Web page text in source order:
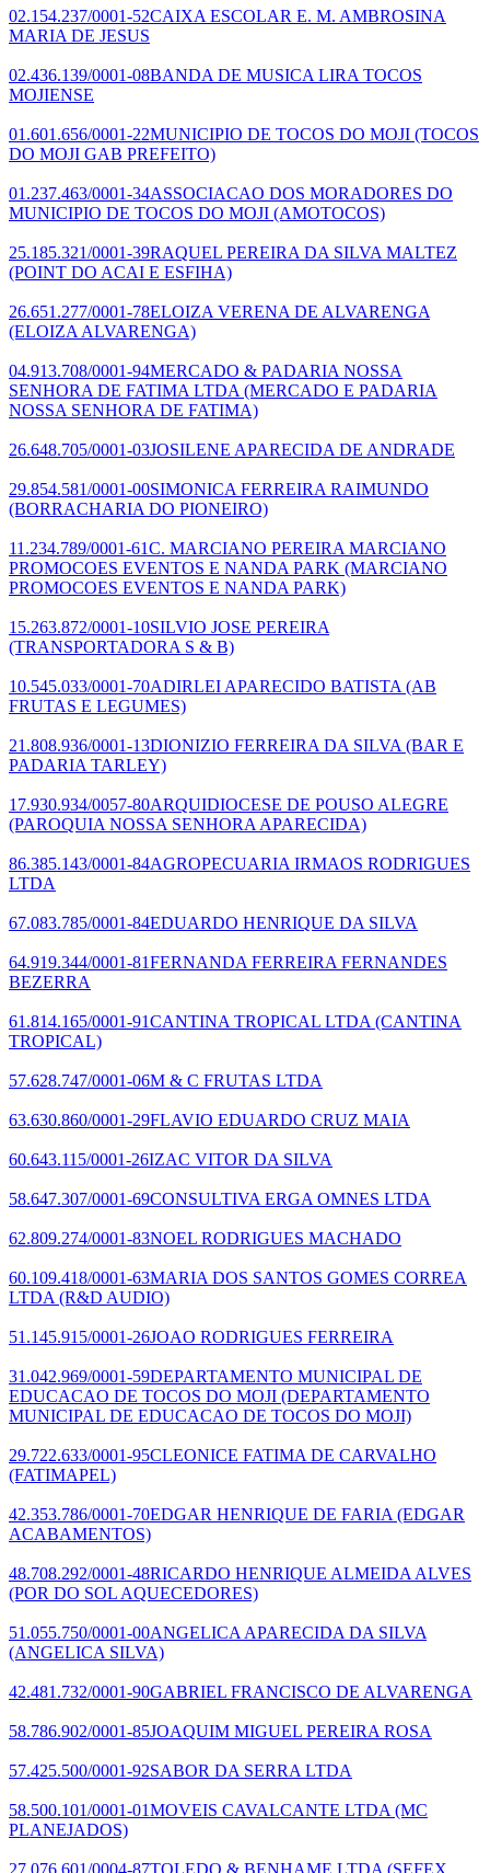
02.154.237/0001-52CAIXA ESCOLAR E. M. AMBROSINA
MARIA DE JESUS
02.436.139/0001-08BANDA DE MUSICA LIRA TOCOS
MOJIENSE
01.601.656/0001-22MUNICIPIO DE TOCOS DO MOJI (TOCOS
DO MOJI GAB PREFEITO)
01.237.463/0001-34ASSOCIACAO DOS MORADORES DO
MUNICIPIO DE TOCOS DO MOJI (AMOTOCOS)
25.185.321/0001-39RAQUEL PEREIRA DA SILVA MALTEZ
(POINT DO ACAI E ESFIHA)
26.651.277/0001-78ELOIZA VERENA DE ALVARENGA
(ELOIZA ALVARENGA)
04.913.708/0001-94MERCADO & PADARIA NOSSA
SENHORA DE FATIMA LTDA (MERCADO E PADARIA
NOSSA SENHORA DE FATIMA)
26.648.705/0001-03JOSILENE APARECIDA DE ANDRADE
29.854.581/0001-00SIMONICA FERREIRA RAIMUNDO
(BORRACHARIA DO PIONEIRO)
11.234.789/0001-61C. MARCIANO PEREIRA MARCIANO
PROMOCOES EVENTOS E NANDA PARK (MARCIANO
PROMOCOES EVENTOS E NANDA PARK)
15.263.872/0001-10SILVIO JOSE PEREIRA
(TRANSPORTADORA S & B)
10.545.033/0001-70ADIRLEI APARECIDO BATISTA (AB
FRUTAS E LEGUMES)
21.808.936/0001-13DIONIZIO FERREIRA DA SILVA (BAR E
PADARIA TARLEY)
17.930.934/0057-80ARQUIDIOCESE DE POUSO ALEGRE
(PAROQUIA NOSSA SENHORA APARECIDA)
86.385.143/0001-84AGROPECUARIA IRMAOS RODRIGUES
LTDA
67.083.785/0001-84EDUARDO HENRIQUE DA SILVA
64.919.344/0001-81FERNANDA FERREIRA FERNANDES
BEZERRA
61.814.165/0001-91CANTINA TROPICAL LTDA (CANTINA
TROPICAL)
57.628.747/0001-06M & C FRUTAS LTDA
63.630.860/0001-29FLAVIO EDUARDO CRUZ MAIA
60.643.115/0001-26IZAC VITOR DA SILVA
58.647.307/0001-69CONSULTIVA ERGA OMNES LTDA
62.809.274/0001-83NOEL RODRIGUES MACHADO
60.109.418/0001-63MARIA DOS SANTOS GOMES CORREA
LTDA (R&D AUDIO)
51.145.915/0001-26JOAO RODRIGUES FERREIRA
31.042.969/0001-59DEPARTAMENTO MUNICIPAL DE
EDUCACAO DE TOCOS DO MOJI (DEPARTAMENTO
MUNICIPAL DE EDUCACAO DE TOCOS DO MOJI)
29.722.633/0001-95CLEONICE FATIMA DE CARVALHO
(FATIMAPEL)
42.353.786/0001-70EDGAR HENRIQUE DE FARIA (EDGAR
ACABAMENTOS)
48.708.292/0001-48RICARDO HENRIQUE ALMEIDA ALVES
(POR DO SOL AQUECEDORES)
51.055.750/0001-00ANGELICA APARECIDA DA SILVA
(ANGELICA SILVA)
42.481.732/0001-90GABRIEL FRANCISCO DE ALVARENGA
58.786.902/0001-85JOAQUIM MIGUEL PEREIRA ROSA
57.425.500/0001-92SABOR DA SERRA LTDA
58.500.101/0001-01MOVEIS CAVALCANTE LTDA (MC
PLANEJADOS)
27.076.601/0004-87TOLEDO & BENHAME LTDA (SEFEX